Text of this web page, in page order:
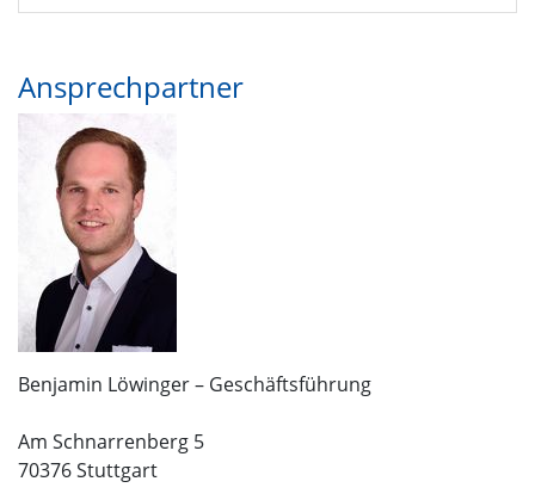
Ansprechpartner
Benjamin Löwinger – Geschäftsführung
Am Schnarrenberg 5
70376 Stuttgart